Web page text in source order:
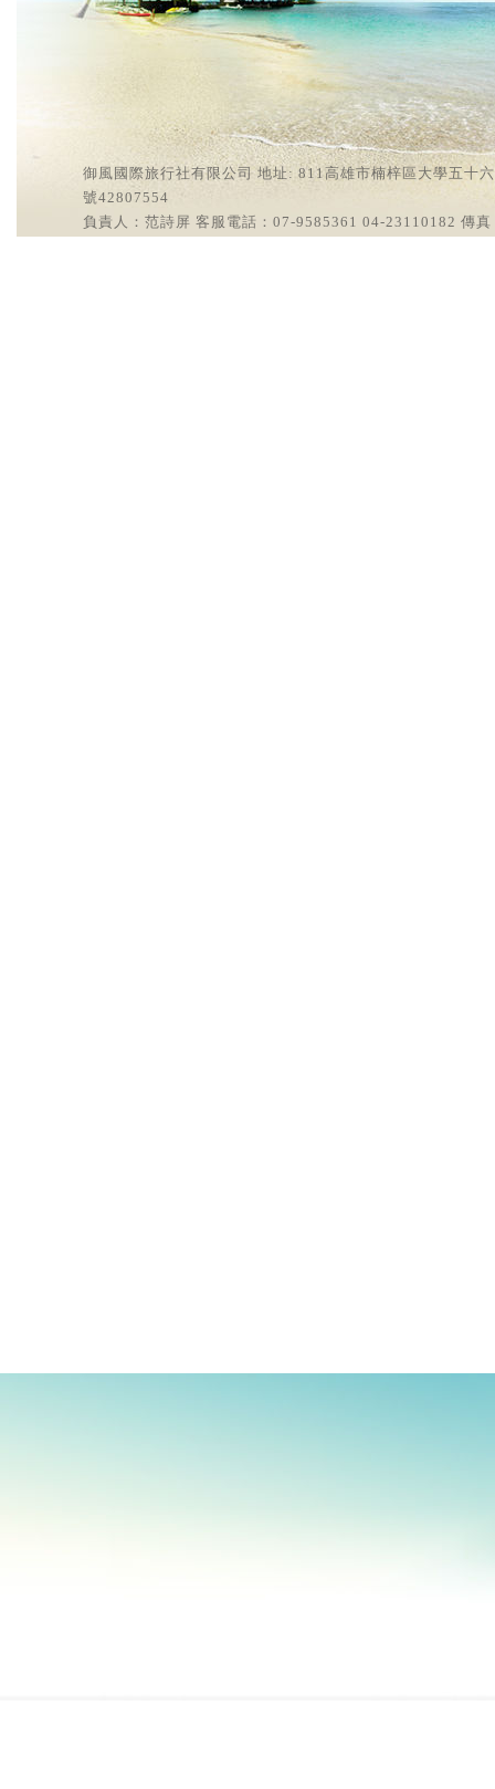
御風國際旅行社有限公司 地址: 811高雄市楠梓區大學五十
號42807554
負責人：范詩屏 客服電話：07-9585361 04-23110182 傳